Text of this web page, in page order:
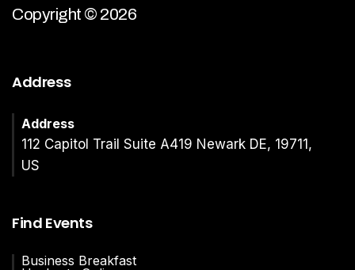
Copyright © 2026
Address
Address
112 Capitol Trail Suite A419 Newark DE, 19711,
US
Find Events
Business Breakfast